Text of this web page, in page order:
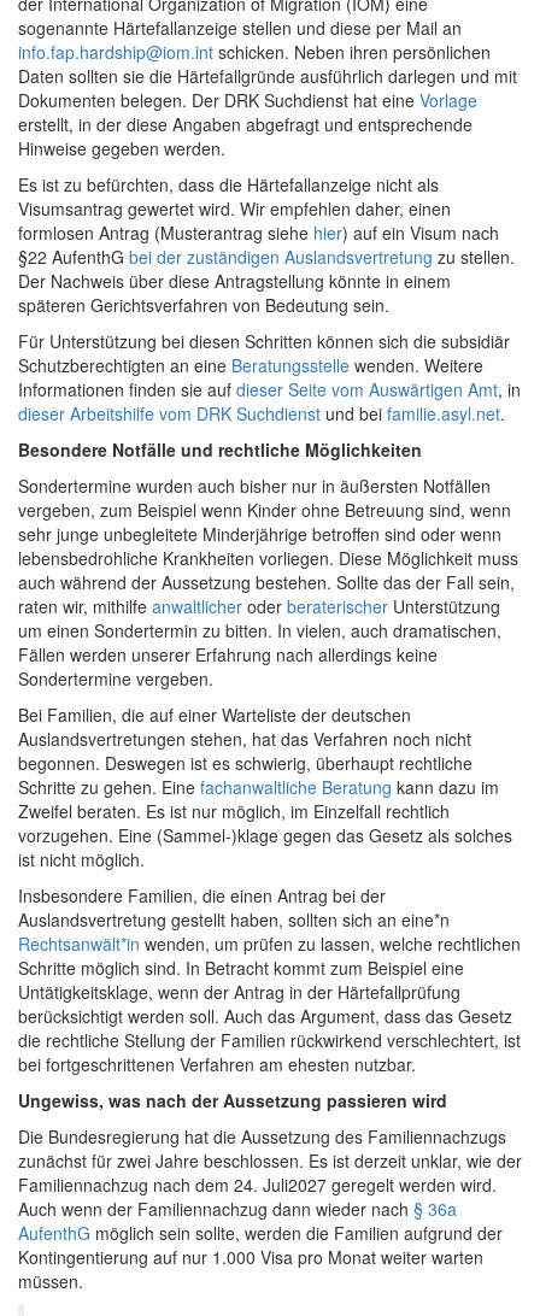
sogenannte Härtefallanzeige stellen und diese per Mail an
info.fap.hardship@iom.int schicken. Neben ihren persönlichen
Daten sollten sie die Härtefallgründe ausführlich darlegen und mit
Dokumenten belegen. Der DRK Suchdienst hat eine Vorlage
erstellt, in der diese Angaben abgefragt und entsprechende
Hinweise gegeben werden.
Es ist zu befürchten, dass die Härtefallanzeige nicht als
Visumsantrag gewertet wird. Wir empfehlen daher, einen
formlosen Antrag (Musterantrag siehe hier) auf ein Visum nach
§22 AufenthG bei der zuständigen Auslandsvertretung zu stellen.
Der Nachweis über diese Antragstellung könnte in einem
späteren Gerichtsverfahren von Bedeutung sein.
Für Unterstützung bei diesen Schritten können sich die subsidiär
Schutzberechtigten an eine Beratungsstelle wenden. Weitere
Informationen finden sie auf dieser Seite vom Auswärtigen Amt, in
dieser Arbeitshilfe vom DRK Suchdienst und bei familie.asyl.net.
Besondere Notfälle und rechtliche Möglichkeiten
Sondertermine wurden auch bisher nur in äußersten Notfällen
vergeben, zum Beispiel wenn Kinder ohne Betreuung sind, wenn
sehr junge unbegleitete Minderjährige betroffen sind oder wenn
lebensbedrohliche Krankheiten vorliegen. Diese Möglichkeit muss
auch während der Aussetzung bestehen. Sollte das der Fall sein,
raten wir, mithilfe anwaltlicher oder beraterischer Unterstützung
um einen Sondertermin zu bitten. In vielen, auch dramatischen,
Fällen werden unserer Erfahrung nach allerdings keine
Sondertermine vergeben.
Bei Familien, die auf einer Warteliste der deutschen
Auslandsvertretungen stehen, hat das Verfahren noch nicht
begonnen. Deswegen ist es schwierig, überhaupt rechtliche
Schritte zu gehen. Eine fachanwaltliche Beratung kann dazu im
Zweifel beraten. Es ist nur möglich, im Einzelfall rechtlich
vorzugehen. Eine (Sammel-)klage gegen das Gesetz als solches
ist nicht möglich.
Insbesondere Familien, die einen Antrag bei der
Auslandsvertretung gestellt haben, sollten sich an eine*n
Rechtsanwält*in wenden, um prüfen zu lassen, welche rechtlichen
Schritte möglich sind. In Betracht kommt zum Beispiel eine
Untätigkeitsklage, wenn der Antrag in der Härtefallprüfung
berücksichtigt werden soll. Auch das Argument, dass das Gesetz
die rechtliche Stellung der Familien rückwirkend verschlechtert, ist
bei fortgeschrittenen Verfahren am ehesten nutzbar.
Ungewiss, was nach der Aussetzung passieren wird
Die Bundesregierung hat die Aussetzung des Familiennachzugs
zunächst für zwei Jahre beschlossen. Es ist derzeit unklar, wie der
Familiennachzug nach dem 24. Juli2027 geregelt werden wird.
Auch wenn der Familiennachzug dann wieder nach § 36a
AufenthG möglich sein sollte, werden die Familien aufgrund der
Kontingentierung auf nur 1.000 Visa pro Monat weiter warten
müssen.